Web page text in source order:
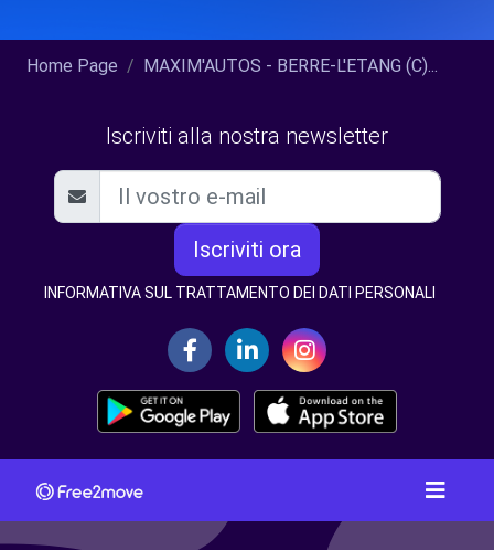
Home Page MAXIM'AUTOS - BERRE-L'ETANG (C)...
Iscriviti alla nostra newsletter
Iscriviti ora
INFORMATIVA SUL TRATTAMENTO DEI DATI PERSONALI